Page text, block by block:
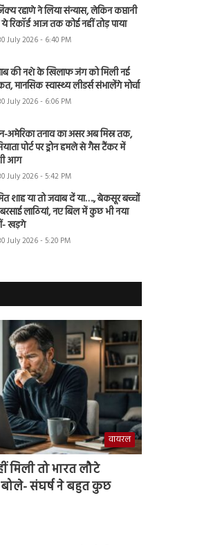
रहाणे ने लिया संन्यास, लेकिन कप्तानी
रिकॉर्ड आज तक कोई नहीं तोड़ पाया
July 2026 - 6:40 PM
की नशे के खिलाफ जंग को मिली नई
मानसिक स्वास्थ्य लीडर्स संभालेंगे मोर्चा
July 2026 - 6:06 PM
अमेरिका तनाव का असर अब मिस्र तक,
पोर्ट पर ड्रोन हमले से गैस टैंकर में
आग
July 2026 - 5:42 PM
शाह या तो जवाब दें या…., बेकसूर बच्चों
लाठियां, नए बिल में कुछ भी नया
खड़गे
July 2026 - 5:20 PM
वायरल
मिली तो भारत लौटे
बोले- संघर्ष ने बहुत कुछ